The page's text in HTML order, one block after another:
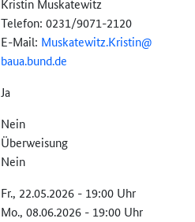
Kristin Muskatewitz
Telefon: 0231/9071-2120
E-Mail: Muskatewitz.Kristin@
baua.bund.de
Ja
Nein
Überweisung
Nein
Fr., 22.05.2026 - 19:00 Uhr
Mo., 08.06.2026 - 19:00 Uhr